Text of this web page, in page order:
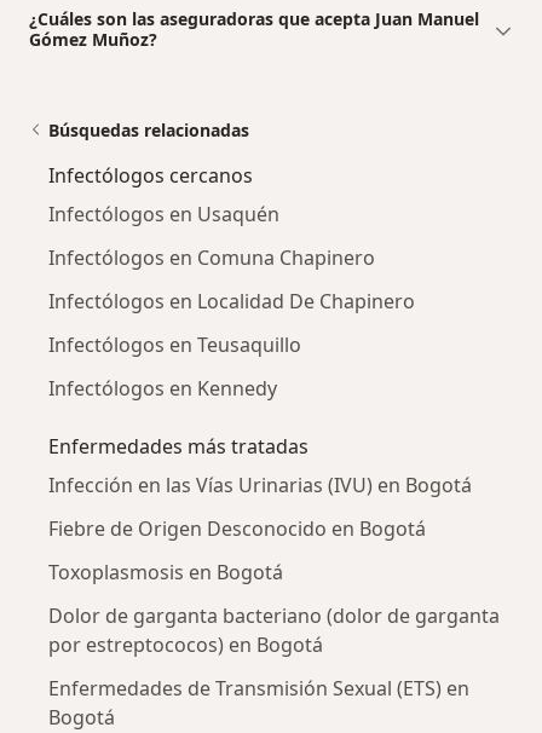
¿Cuáles son las aseguradoras que acepta Juan Manuel
Gómez Muñoz?
Búsquedas relacionadas
Infectólogos cercanos
Infectólogos en Usaquén
Infectólogos en Comuna Chapinero
Infectólogos en Localidad De Chapinero
Infectólogos en Teusaquillo
Infectólogos en Kennedy
Enfermedades más tratadas
Infección en las Vías Urinarias (IVU) en Bogotá
Fiebre de Origen Desconocido en Bogotá
Toxoplasmosis en Bogotá
Dolor de garganta bacteriano (dolor de garganta
por estreptococos) en Bogotá
Enfermedades de Transmisión Sexual (ETS) en
Bogotá